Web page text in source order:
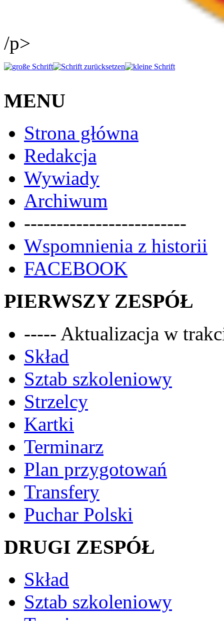
/p>
MENU
Strona główna
Redakcja
Wywiady
Archiwum
-------------------------
Wspomnienia z historii
FACEBOOK
PIERWSZY ZESPÓŁ
----- Aktualizacja w
Skład
Sztab szkoleniowy
Strzelcy
Kartki
Terminarz
Plan przygotowań
Transfery
Puchar Polski
DRUGI ZESPÓŁ
Skład
Sztab szkoleniowy